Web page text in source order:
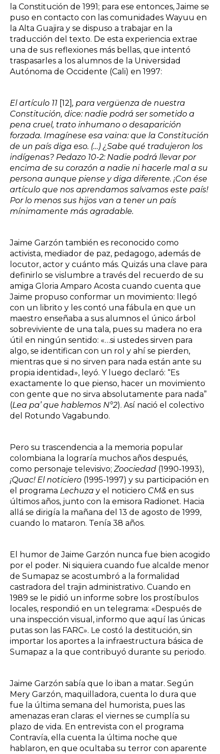
la Constitución de 1991; para ese entonces, Jaime se
puso en contacto con las comunidades Wayuu en
la Alta Guajira y se dispuso a trabajar en la
traducción del texto. De esta experiencia extrae
una de sus reflexiones más bellas, que intentó
traspasarles a los alumnos de la Universidad
Autónoma de Occidente (Cali) en 1997:
El artículo 11 [12], para vergüenza de nuestra
Constitución, dice: nadie podrá ser sometido a
pena cruel, trato inhumano o desaparición
forzada. Imagínese esa vaina: que la Constitución
de un país diga eso. (…) ¿Sabe qué tradujeron los
indígenas? Pedazo 10-2: Nadie podrá llevar por
encima de su corazón a nadie ni hacerle mal a su
persona aunque piense y diga diferente. ¡Con ése
artículo que nos aprendamos salvamos este país!
Por lo menos sus hijos van a tener un país
mínimamente más agradable.
Jaime Garzón también es reconocido como
activista, mediador de paz, pedagogo, además de
locutor, actor y cuánto más. Quizás una clave para
definirlo se vislumbre a través del recuerdo de su
amiga Gloria Amparo Acosta cuando cuenta que
Jaime propuso conformar un movimiento: llegó
con un librito y les contó una fábula en que un
maestro enseñaba a sus alumnos el único árbol
sobreviviente de una tala, pues su madera no era
útil en ningún sentido: «…si ustedes sirven para
algo, se identifican con un rol y ahí se pierden,
mientras que si no sirven para nada están ante su
propia identidad», leyó. Y luego declaró: “Es
exactamente lo que pienso, hacer un movimiento
con gente que no sirva absolutamente para nada”
(Lea pa’ que hablemos N°2). Así nació el colectivo
del Rotundo Vagabundo.
Pero su trascendencia a la memoria popular
colombiana la lograría muchos años después,
como personaje televisivo; Zoociedad (1990-1993),
¡Quac! El noticiero (1995-1997) y su participación en
el programa Lechuza y el noticiero CM& en sus
últimos años, junto con la emisora Radionet. Hacia
allá se dirigía la mañana del 13 de agosto de 1999,
cuando lo mataron. Tenía 38 años.
El humor de Jaime Garzón nunca fue bien acogido
por el poder. Ni siquiera cuando fue alcalde menor
de Sumapaz se acostumbró a la formalidad
castradora del trajin administrativo. Cuando en
1989 se le pidió un informe sobre los prostíbulos
locales, respondió en un telegrama: «Después de
una inspección visual, informo que aquí las únicas
putas son las FARC». Le costó la destitución, sin
importar los aportes a la infraestructura básica de
Sumapaz a la que contribuyó durante su periodo.
Jaime Garzón sabía que lo iban a matar. Según
Mery Garzón, maquilladora, cuenta lo dura que
fue la última semana del humorista, pues las
amenazas eran claras: el viernes se cumplía su
plazo de vida. En entrevista con el programa
Contravía, ella cuenta la última noche que
hablaron, en que ocultaba su terror con aparente